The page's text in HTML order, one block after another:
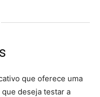
que oferece uma
deseja testar a